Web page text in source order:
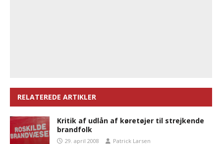
RELATEREDE ARTIKLER
Kritik af udlån af køretøjer til strejkende
brandfolk
29. april 2008 Patrick Larsen